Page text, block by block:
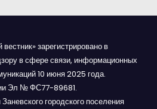
зарегистрировано в
в сфере связи, информационных
10 июня 2025 года.
Эл № ФС77-89681.
городского поселения